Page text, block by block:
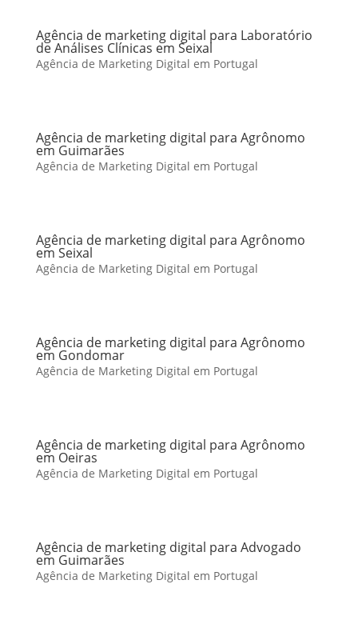
Agência de marketing digital para Laboratório
de Análises Clínicas em Seixal
Agência de Marketing Digital em Portugal
Agência de marketing digital para Agrônomo
em Guimarães
Agência de Marketing Digital em Portugal
Agência de marketing digital para Agrônomo
em Seixal
Agência de Marketing Digital em Portugal
Agência de marketing digital para Agrônomo
em Gondomar
Agência de Marketing Digital em Portugal
Agência de marketing digital para Agrônomo
em Oeiras
Agência de Marketing Digital em Portugal
Agência de marketing digital para Advogado
em Guimarães
Agência de Marketing Digital em Portugal